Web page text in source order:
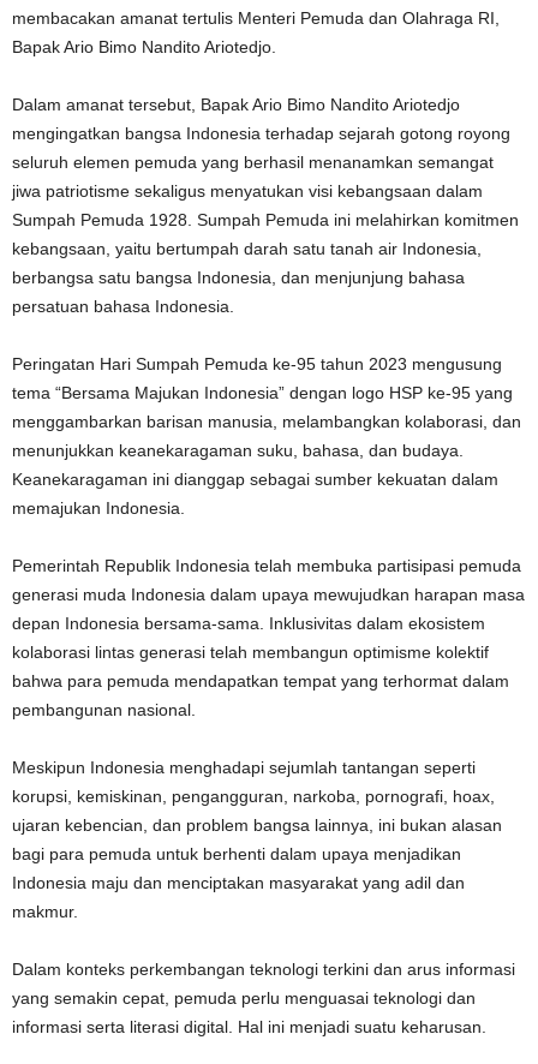
membacakan amanat tertulis Menteri Pemuda dan Olahraga RI,
Bapak Ario Bimo Nandito Ariotedjo.
Dalam amanat tersebut, Bapak Ario Bimo Nandito Ariotedjo
mengingatkan bangsa Indonesia terhadap sejarah gotong royong
seluruh elemen pemuda yang berhasil menanamkan semangat
jiwa patriotisme sekaligus menyatukan visi kebangsaan dalam
Sumpah Pemuda 1928. Sumpah Pemuda ini melahirkan komitmen
kebangsaan, yaitu bertumpah darah satu tanah air Indonesia,
berbangsa satu bangsa Indonesia, dan menjunjung bahasa
persatuan bahasa Indonesia.
Peringatan Hari Sumpah Pemuda ke-95 tahun 2023 mengusung
tema “Bersama Majukan Indonesia” dengan logo HSP ke-95 yang
menggambarkan barisan manusia, melambangkan kolaborasi, dan
menunjukkan keanekaragaman suku, bahasa, dan budaya.
Keanekaragaman ini dianggap sebagai sumber kekuatan dalam
memajukan Indonesia.
Pemerintah Republik Indonesia telah membuka partisipasi pemuda
generasi muda Indonesia dalam upaya mewujudkan harapan masa
depan Indonesia bersama-sama. Inklusivitas dalam ekosistem
kolaborasi lintas generasi telah membangun optimisme kolektif
bahwa para pemuda mendapatkan tempat yang terhormat dalam
pembangunan nasional.
Meskipun Indonesia menghadapi sejumlah tantangan seperti
korupsi, kemiskinan, pengangguran, narkoba, pornografi, hoax,
ujaran kebencian, dan problem bangsa lainnya, ini bukan alasan
bagi para pemuda untuk berhenti dalam upaya menjadikan
Indonesia maju dan menciptakan masyarakat yang adil dan
makmur.
Dalam konteks perkembangan teknologi terkini dan arus informasi
yang semakin cepat, pemuda perlu menguasai teknologi dan
informasi serta literasi digital. Hal ini menjadi suatu keharusan.